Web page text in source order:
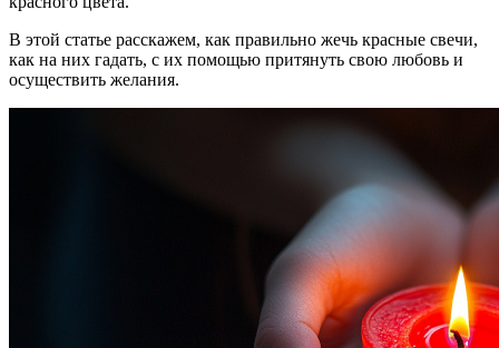
В этой статье расскажем, как правильно жечь красные свечи,
как на них гадать, с их помощью притянуть свою любовь и
осуществить желания.